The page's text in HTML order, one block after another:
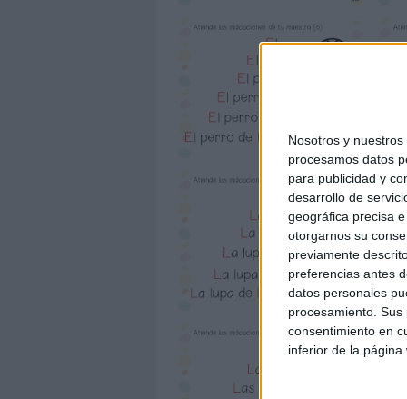
Nosotros y
procesamos datos
para publicidad y
desarrollo de
geográfica precisa
otorgarnos su
previamente
preferencias antes
datos personales
procesamiento.
consentimiento en
inferior de la página